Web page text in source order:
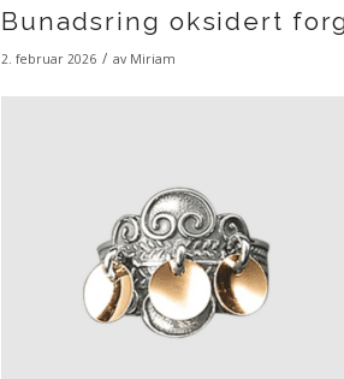
Bunadsring oksidert
2. februar 2026 / av Miriam